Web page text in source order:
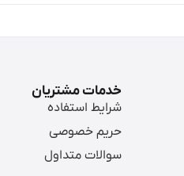
خدمات مشتریان
شرایط استفاده
حریم خصوصی
سوالات متداول